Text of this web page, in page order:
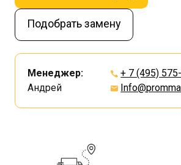
Подобрать замену
Менеджер:
Андрей
+ 7 (495)